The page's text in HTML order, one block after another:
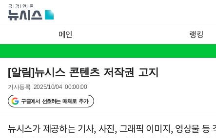
메인 랭킹
[알림]뉴시스 콘텐츠 저작권 고지
기사등록 2025/10/04 00:00:00
구글에서 선호하는 매체로 추가
뉴시스가 제공하는 기사, 사진, 그래픽 이미지, 영상물